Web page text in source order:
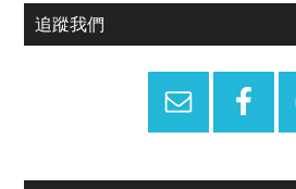
Primary
追蹤我們